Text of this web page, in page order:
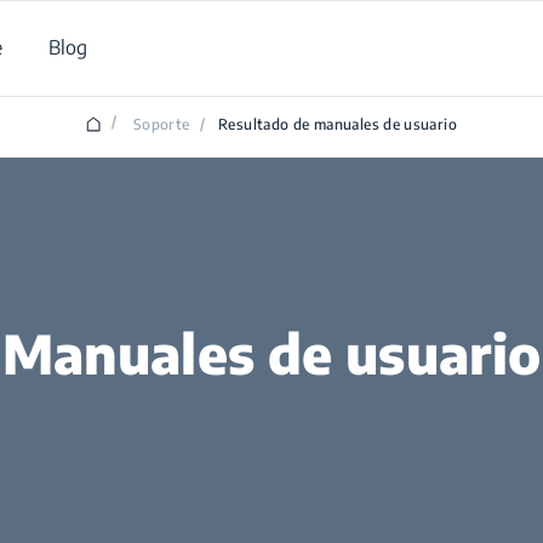
Blog
/ Soporte / Resultado de manuales de usuario
Manuales de usuario